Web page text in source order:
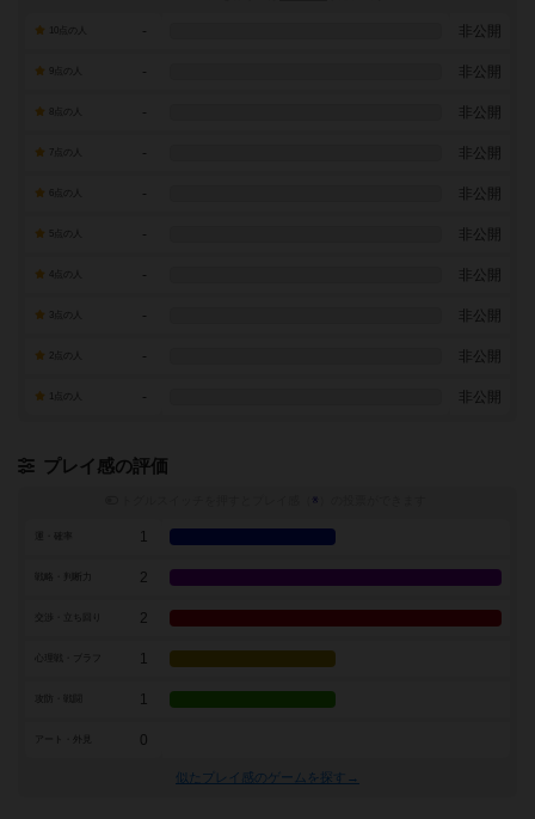
- 非公開
- 非公開
- 非公開
7点の人 - 非公開
- 非公開
- 非公開
- 非公開
- 非公開
- 非公開
- 非公開
プレイ感の評価
※
1
戦略・判断力 2
2
1
1
アート・外見 0
似たプレイ感のゲームを探す→